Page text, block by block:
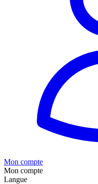
Mon compte
Mon compte
Langue